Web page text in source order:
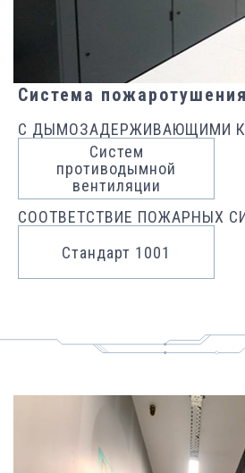
Система пожаротушения
Систем
противодымной
вентиляции
С ДЫМОЗАДЕРЖИВАЮЩИМИ
Стандарт 1001
СООТВЕТСТВИЕ ПОЖАРНЫХ